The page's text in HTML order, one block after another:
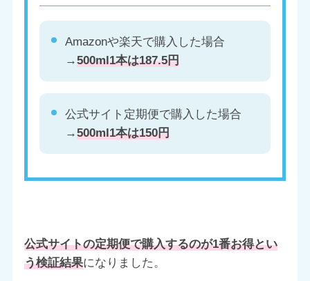
Amazonや楽天で購入した場合
→500ml1本は187.5円
公式サイト定期便で購入した場合
→500ml1本は150円
公式サイトの定期便で購入するのが1番お得とい
う検証結果になりました。